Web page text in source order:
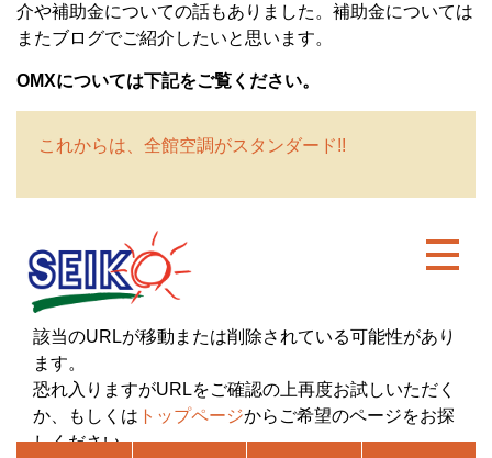
介や補助金についての話もありました。補助金については
またブログでご紹介したいと思います。
OMXについては下記をご覧ください。
これからは、全館空調がスタンダード!!